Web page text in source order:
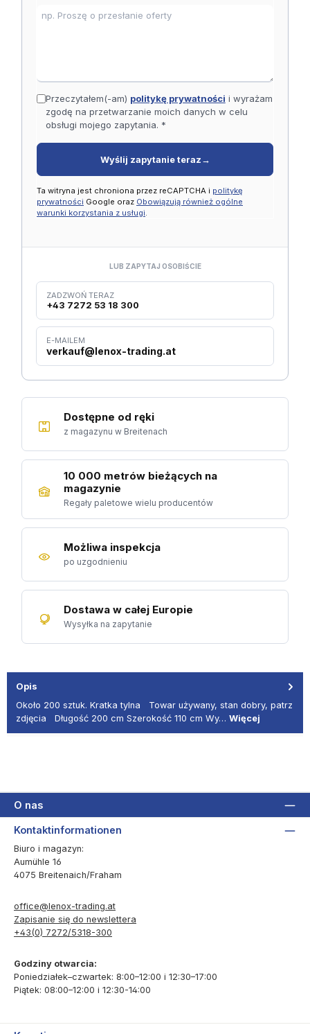
Przeczytałem(-am) politykę prywatności i wyrażam
zgodę na przetwarzanie moich danych w celu
obsługi mojego zapytania. *
Wyślij zapytanie teraz →
Ta witryna jest chroniona przez reCAPTCHA i politykę
prywatności Google oraz Obowiązują również ogólne
warunki korzystania z usługi.
LUB ZAPYTAJ OSOBIŚCIE
ZADZWOŃ TERAZ
+43 7272 53 18 300
E-MAILEM
verkauf@lenox-trading.at
Dostępne od ręki
z magazynu w Breitenach
10 000 metrów bieżących na
magazynie
Regały paletowe wielu producentów
Możliwa inspekcja
po uzgodnieniu
Dostawa w całej Europie
Wysyłka na zapytanie
Opis
Około 200 sztuk. Kratka tylna Towar używany, stan dobry, patrz
zdjęcia Długość 200 cm Szerokość 110 cm Wy… Więcej
O nas
Kontaktinformationen
Biuro i magazyn:
Aumühle 16
4075 Breitenaich/Fraham
office@lenox-trading.at
Zapisanie się do newslettera
+43(0) 7272/5318-300
Godziny otwarcia:
Poniedziałek–czwartek: 8:00–12:00 i 12:30–17:00
Piątek: 08:00–12:00 i 12:30-14:00